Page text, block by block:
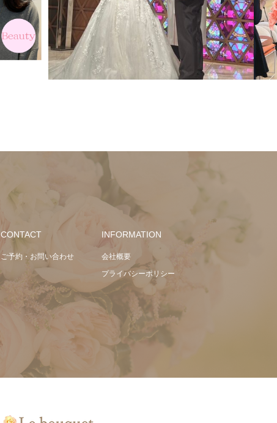
CONTACT
ご予約・お問い合わせ
INFORMATION
会社概要
プライバシーポリシー